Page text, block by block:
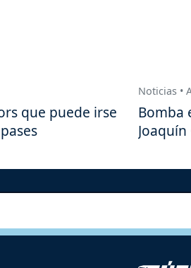
que puede irse
Noticias •
Bomba